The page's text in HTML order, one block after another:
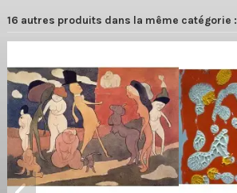
16 autres produits dans la même catégorie :